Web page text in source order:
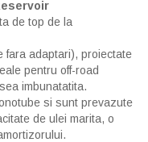
de top de la
fara adaptari), proiectate
pentru off-road
imbunatatita.
si sunt prevazute
de ulei marita, o